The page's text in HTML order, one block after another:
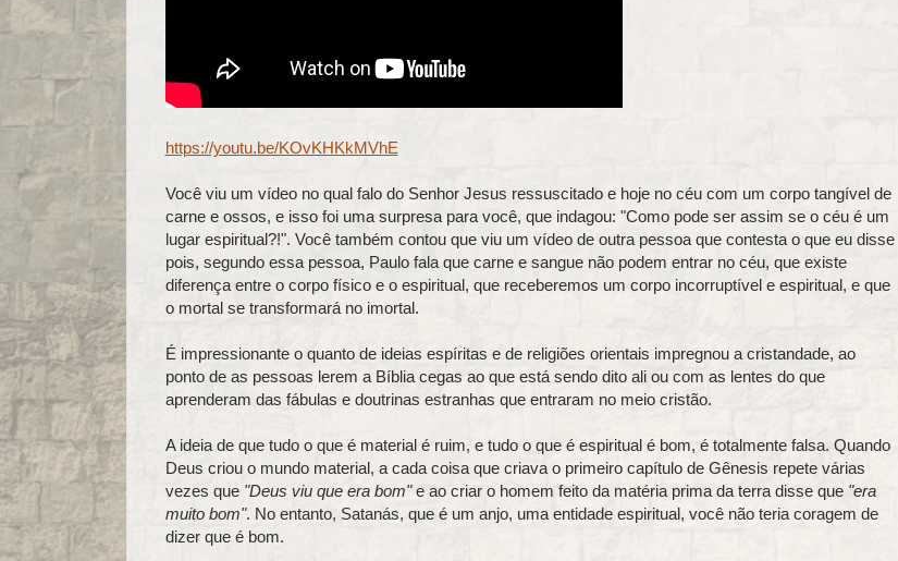
https://youtu.be/KOvKHKkMVhE
Você viu um vídeo no qual falo do Senhor Jesus ressuscitado e hoje no céu com um corpo tangível de
carne e ossos, e isso foi uma surpresa para você, que indagou: "Como pode ser assim se o céu é um
lugar espiritual?!". Você também contou que viu um vídeo de outra pessoa que contesta o que eu disse
pois, segundo essa pessoa, Paulo fala que carne e sangue não podem entrar no céu, que existe
diferença entre o corpo físico e o espiritual, que receberemos um corpo incorruptível e espiritual, e que
o mortal se transformará no imortal.
É impressionante o quanto de ideias espíritas e de religiões orientais impregnou a cristandade, ao
ponto de as pessoas lerem a Bíblia cegas ao que está sendo dito ali ou com as lentes do que
aprenderam das fábulas e doutrinas estranhas que entraram no meio cristão.
A ideia de que tudo o que é material é ruim, e tudo o que é espiritual é bom, é totalmente falsa. Quando
Deus criou o mundo material, a cada coisa que criava o primeiro capítulo de Gênesis repete várias
vezes que "Deus viu que era bom"e ao criar o homem feito da matéria prima da terra disse que "era
muito bom". No entanto, Satanás, que é um anjo, uma entidade espiritual, você não teria coragem de
dizer que é bom.